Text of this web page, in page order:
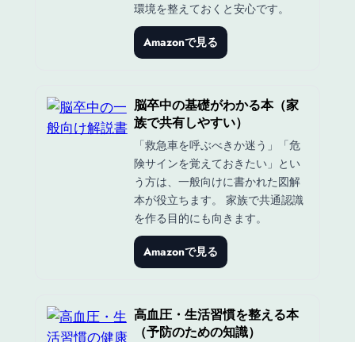
環境を整えておくと安心です。
Amazonで見る
脳卒中の基礎がわかる本（家
族で共有しやすい）
「救急車を呼ぶべきか迷う」「危
険サインを覚えておきたい」とい
う方は、一般向けに書かれた図解
本が役立ちます。 家族で共通認識
を作る目的にも向きます。
Amazonで見る
高血圧・生活習慣を整える本
（予防のための知識）